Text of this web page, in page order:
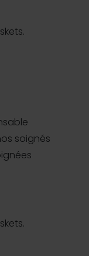
soignés